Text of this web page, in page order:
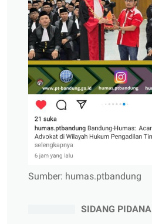
Sumber: humas.ptbandung
SIDANG PIDANA